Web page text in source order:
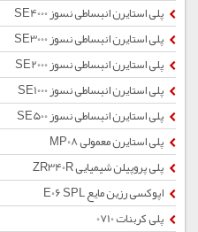
پلی استایرن انبساطی نسوز SE4000
پلی استایرن انبساطی نسوز SE3000
پلی استایرن انبساطی نسوز SE2000
پلی استایرن انبساطی نسوز SE1000
پلی استایرن انبساطی نسوز SE500
پلی استایرن معمولی MP08
پلی پروپیلن شیمیایی ZR340R
اپوکسی رزین مایع E06 SPL
پلی کربنات 0710